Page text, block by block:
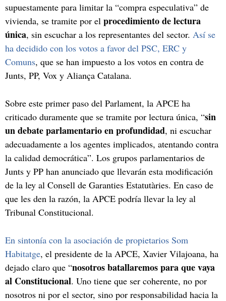
supuestamente para limitar la “compra especulativa” de
vivienda, se tramite por el procedimiento de lectura
única, sin escuchar a los representantes del sector. Así se
ha decidido con los votos a favor del PSC, ERC y
Comuns, que se han impuesto a los votos en contra de
Junts, PP, Vox y Aliança Catalana.
Sobre este primer paso del Parlament, la APCE ha
criticado duramente que se tramite por lectura única, “sin
un debate parlamentario en profundidad, ni escuchar
adecuadamente a los agentes implicados, atentando contra
la calidad democrática”. Los grupos parlamentarios de
Junts y PP han anunciado que llevarán esta modificación
de la ley al Consell de Garanties Estatutàries. En caso de
que les den la razón, la APCE podría llevar la ley al
Tribunal Constitucional.
En sintonía con la asociación de propietarios Som
Habitatge, el presidente de la APCE, Xavier Vilajoana, ha
dejado claro que “nosotros batallaremos para que vaya
al Constitucional. Uno tiene que ser coherente, no por
nosotros ni por el sector, sino por responsabilidad hacia la